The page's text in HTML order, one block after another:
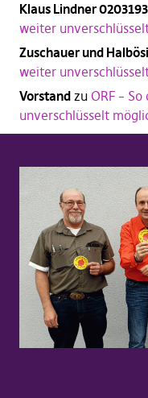
Klaus Lindner
weiter
Zuschauer und Halbösi
weiter
Vorstandzu ORF –
unverschlüsselt